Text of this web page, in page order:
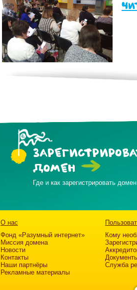
ДОМЕН
Где и как зарегистрировать домен
О нас
Фонд «Разумный интернет»
Миссия домена
Новости
Контакты
Наши партнёры
Рекламные материалы
Кому
Служба